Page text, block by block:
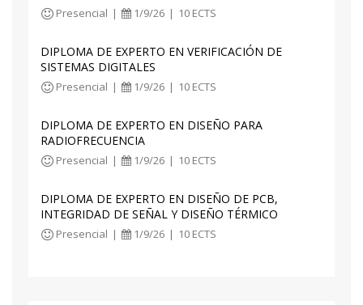
Presencial | 1/9/26 | 10 ECTS
DIPLOMA DE EXPERTO EN VERIFICACIÓN DE
SISTEMAS DIGITALES
Presencial | 1/9/26 | 10 ECTS
DIPLOMA DE EXPERTO EN DISEÑO PARA
RADIOFRECUENCIA
Presencial | 1/9/26 | 10 ECTS
DIPLOMA DE EXPERTO EN DISEÑO DE PCB,
INTEGRIDAD DE SEÑAL Y DISEÑO TÉRMICO
Presencial | 1/9/26 | 10 ECTS